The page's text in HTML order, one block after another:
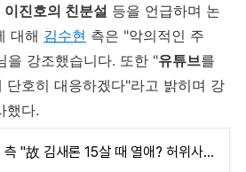
진호의 친분설 등을 언급하며 논
대해 김수현 측은 "악의적인 주
을 강조했습니다. 또한 "유튜브를
단호히 대응하겠다"라고 밝히며 강
했다.
김수현 측 "故 김새론 15살 때 열애? 허위사실…가세연에 강력 대응"[공식] : 네이트 연예